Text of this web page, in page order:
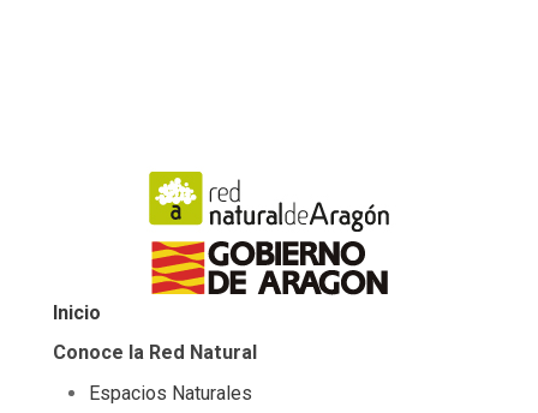
Inicio
Conoce la Red Natural
Espacios Naturales